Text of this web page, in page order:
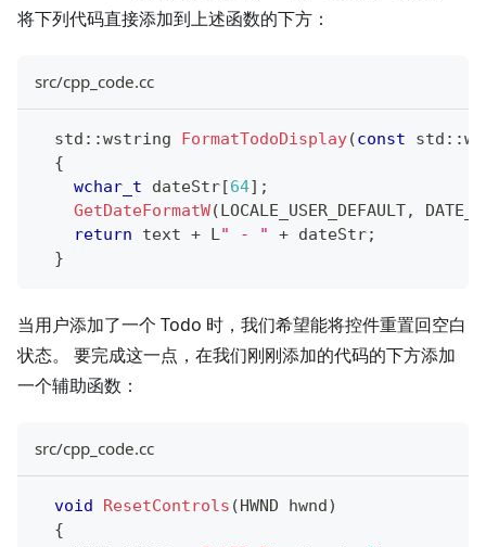
将下列代码直接添加到上述函数的下方：
src/cpp_code.cc
  std
::wstring FormatTodoDisplay(const std ::
{
wchar_t dateStr[64] ;
GetDateFormatW(LOCALE_USER_DEFAULT,
return text + L" - " + dateStr;
}
当用户添加了一个 Todo 时，我们希望能将控件重置回空白
状态。 要完成这一点，在我们刚刚添加的代码的下方添加
一个辅助函数：
src/cpp_code.cc
void ResetControls (HWND hwnd)
{